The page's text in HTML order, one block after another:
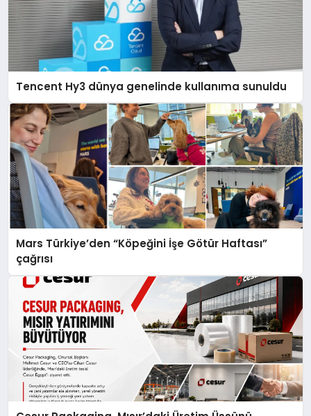
Tencent Hy3 dünya genelinde kullanıma sunuldu
Mars Türkiye’den “Köpeğini İşe Götür Haftası”
çağrısı